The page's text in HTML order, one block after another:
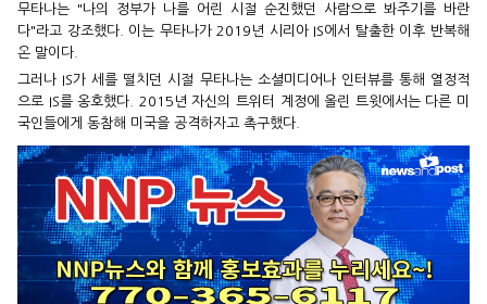
무타나는 "나의 정부가 나를 어린 시절 순진했던 사람으로 봐주기를 바란
다"라고 강조했다. 이는 무타나가 2019년 시리아 IS에서 탈출한 이후 반복해
온 말이다.
그러나 IS가 세를 떨치던 시절 무타나는 소셜미디어나 인터뷰를 통해 열정적
으로 IS를 옹호했다. 2015년 자신의 트위터 계정에 올린 트윗에서는 다른 미
국인들에게 동참해 미국을 공격하자고 촉구했다.